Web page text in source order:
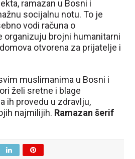
ramazan u Bosni i
socijalnu notu. To je
vodi računa o
organizuju brojni humanitarni
otvorena za prijatelje i
muslimanima u Bosni i
želi sretne i blage
ih provedu u zdravlju,
najmilijih. Ramazan šerif